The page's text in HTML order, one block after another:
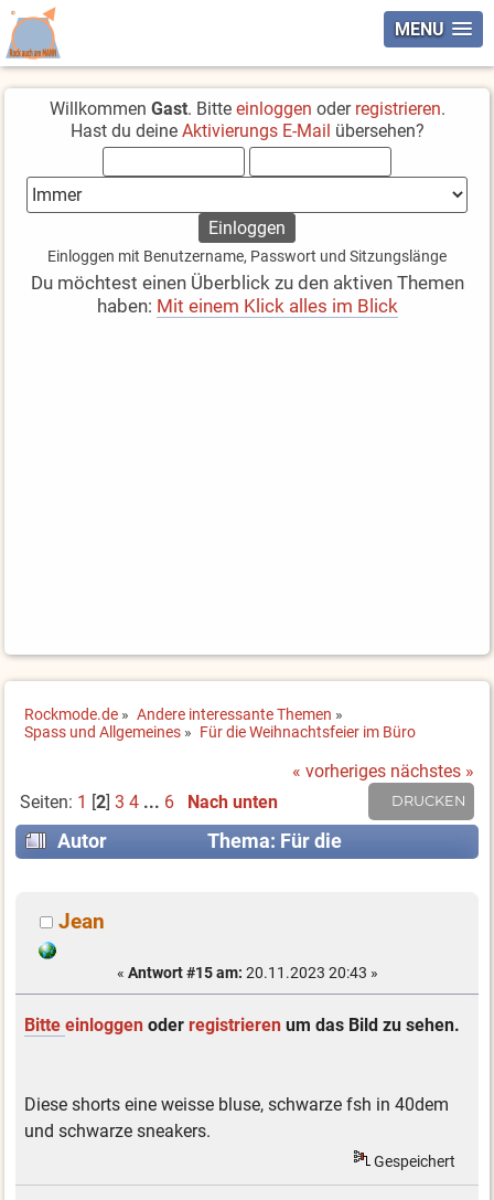
MENU
Willkommen Gast. Bitte einloggen oder registrieren.
Hast du deine Aktivierungs E-Mail übersehen?
Einloggen mit Benutzername, Passwort und Sitzungslänge
Du möchtest einen Überblick zu den aktiven Themen
haben: Mit einem Klick alles im Blick
Rockmode.de » Andere interessante Themen »
Spass und Allgemeines » Für die Weihnachtsfeier im Büro
« vorheriges nächstes »
DRUCKEN
Seiten: 1 [2] 3 4 ... 6 Nach unten
Autor
Thema: Für die
Jean
« Antwort #15 am: 20.11.2023 20:43 »
Bitteeinloggen oderregistrieren um das Bild zu sehen.
Diese shorts eine weisse bluse, schwarze fsh in 40dem
und schwarze sneakers.
Gespeichert